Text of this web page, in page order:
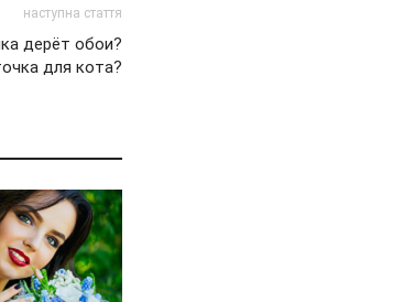
наступна стаття
дерёт обои?
для кота?